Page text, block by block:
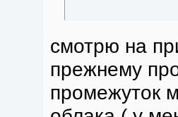
смотрю на
прежнему
промежуток